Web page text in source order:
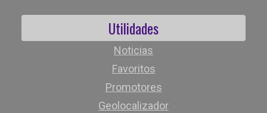
Utilidades
Noticias
Favoritos
Promotores
Geolocalizador